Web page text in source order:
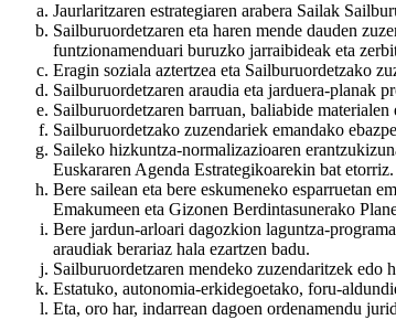
Jaurlaritzaren estrategiaren arabera Sailak
Sailburuordetzaren eta haren mende dauden
funtzionamenduari buruzko jarraibideak eta
Eragin soziala aztertzea eta Sailburuordetzako
Sailburuordetzaren araudia eta jarduera-planak
Sailburuordetzaren barruan, baliabide
Sailburuordetzako zuzendariek emandako
Saileko hizkuntza-normalizazioaren
Euskararen Agenda Estrategikoarekin bat etorriz.
Bere sailean eta bere eskumeneko esparruetan
Emakumeen eta Gizonen Berdintasunerako
Bere jardun-arloari dagozkion laguntza-
araudiak berariaz hala ezartzen badu.
Sailburuordetzaren mendeko zuzendaritzek
Estatuko, autonomia-erkidegoetako, foru-
Eta, oro har, indarrean dagoen ordenamendu